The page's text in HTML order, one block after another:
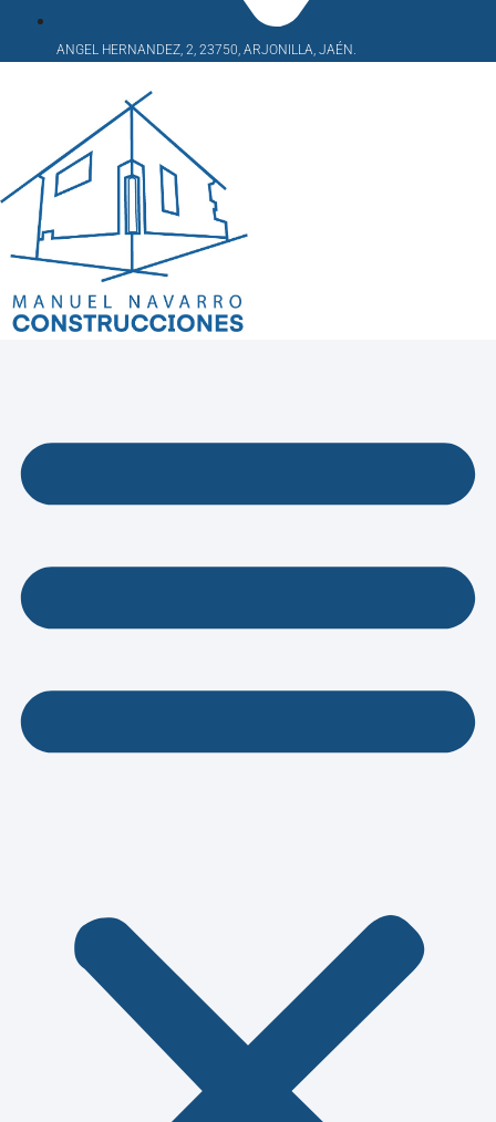
ANGEL HERNANDEZ, 2, 23750, ARJONILLA, JAÉN.